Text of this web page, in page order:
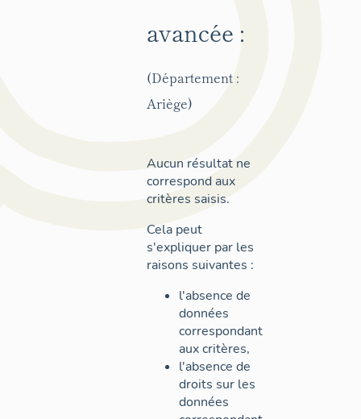
avancée :
(Département :
Ariège)
Aucun résultat ne
correspond aux
critères saisis.
Cela peut
s'expliquer par les
raisons suivantes :
l'absence de
données
correspondant
aux critères,
l'absence de
droits sur les
données